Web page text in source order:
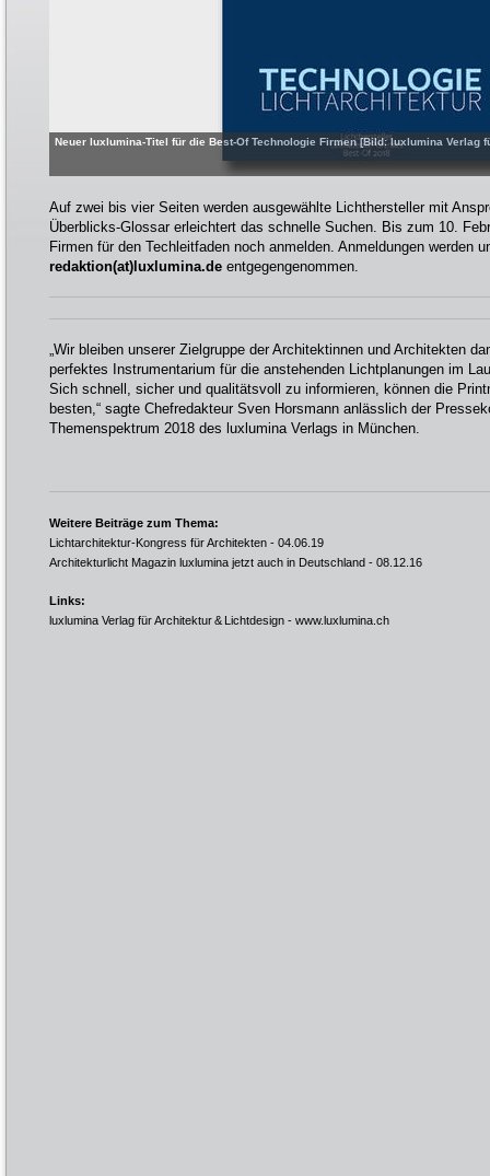
Neuer luxlumina-Titel für die Best-Of Technologie Firmen [Bild: luxlumina Verlag
Auf zwei bis vier Seiten werden ausgewählte Lichthersteller mit
Überblicks-Glossar erleichtert das schnelle Suchen. Bis zum 10.
Firmen für den Techleitfaden noch anmelden. Anmeldungen werden
redaktion(at)luxlumina.de entgegengenommen.
„Wir bleiben unserer Zielgruppe der Architektinnen und Architekten
perfektes Instrumentarium für die anstehenden Lichtplanungen im
Sich schnell, sicher und qualitätsvoll zu informieren, können die
besten,“ sagte Chefredakteur Sven Horsmann anlässlich der
Themenspektrum 2018 des luxlumina Verlags in München.
Weitere Beiträge zum Thema:
Lichtarchitektur-Kongress für Architekten - 04.06.19
Architekturlicht Magazin luxlumina jetzt auch in Deutschland - 08.12.16
Links:
luxlumina Verlag für Architektur & Lichtdesign - www.luxlumina.ch